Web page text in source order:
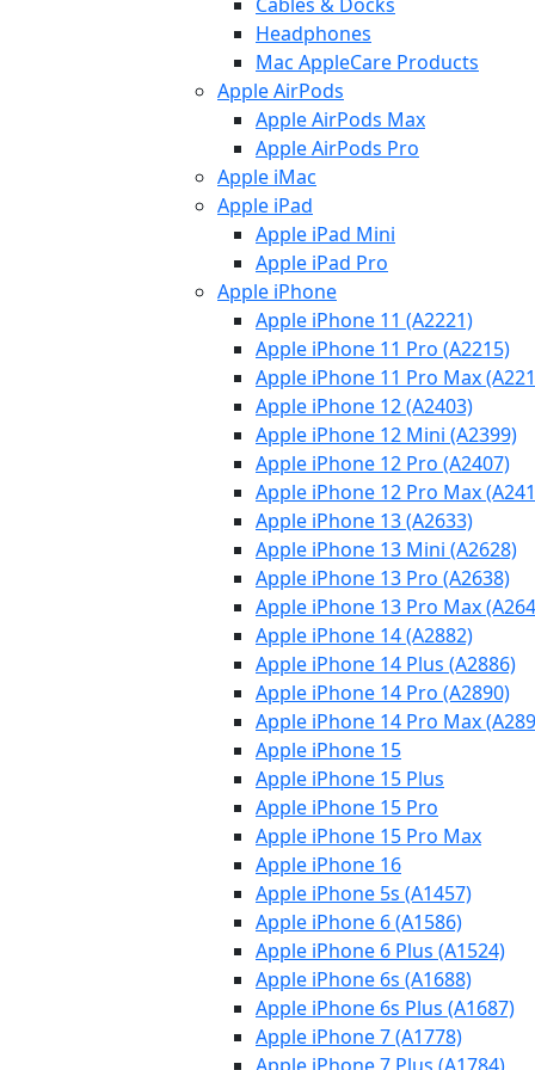
Headphones
Mac AppleCare Products
Apple AirPods
Apple AirPods Max
Apple AirPods Pro
Apple iMac
Apple iPad
Apple iPad Mini
Apple iPad Pro
Apple iPhone
Apple iPhone 11 (A2221)
Apple iPhone 11 Pro (A2215)
Apple iPhone 11 Pro Max
Apple iPhone 12 (A2403)
Apple iPhone 12 Mini (A2399)
Apple iPhone 12 Pro (A2407)
Apple iPhone 12 Pro Max
Apple iPhone 13 (A2633)
Apple iPhone 13 Mini (A2628)
Apple iPhone 13 Pro (A2638)
Apple iPhone 13 Pro Max
Apple iPhone 14 (A2882)
Apple iPhone 14 Plus (A2886)
Apple iPhone 14 Pro (A2890)
Apple iPhone 14 Pro Max
Apple iPhone 15
Apple iPhone 15 Plus
Apple iPhone 15 Pro
Apple iPhone 15 Pro Max
Apple iPhone 16
Apple iPhone 5s (A1457)
Apple iPhone 6 (A1586)
Apple iPhone 6 Plus (A1524)
Apple iPhone 6s (A1688)
Apple iPhone 6s Plus (A1687)
Apple iPhone 7 (A1778)